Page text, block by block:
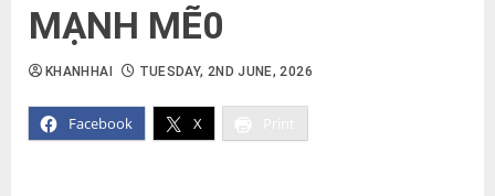
MẠNH MẼ0
Facebook X
KHANHHAI TUESDAY, 2ND JUNE, 2026